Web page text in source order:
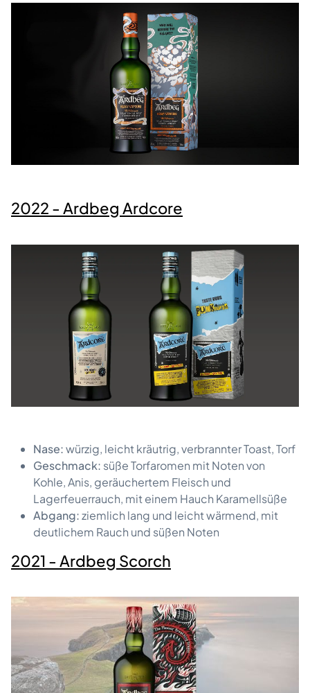
2022 - Ardbeg Ardcore
Nase:würzig, leicht kräutrig, verbrannter Toast, Torf
Geschmack: süße Torfaromen mit Noten von
Kohle, Anis, geräuchertem Fleisch und
Lagerfeuerrauch, mit einem Hauch Karamellsüße
Abgang:ziemlich lang und leicht wärmend, mit
deutlichem Rauch und süßen Noten
2021 - Ardbeg Scorch